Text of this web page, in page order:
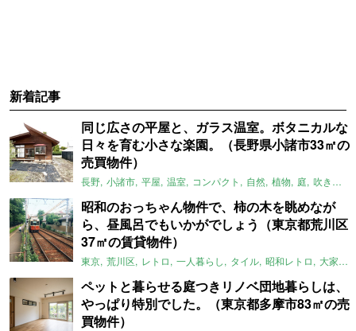
新着記事
同じ広さの平屋と、ガラス温室。ボタニカルな
日々を育む小さな楽園。（長野県小諸市33㎡の
売買物件）
長野 小諸市 平屋 温室 コンパクト 自然 植物 庭 吹き抜け
昭和のおっちゃん物件で、柿の木を眺めなが
ら、昼風呂でもいかがでしょう（東京都荒川区
37㎡の賃貸物件）
東京 荒川区 レトロ 一人暮らし タイル 昭和レトロ 大家女子
ペットと暮らせる庭つきリノベ団地暮らしは、
やっぱり特別でした。（東京都多摩市83㎡の売
買物件）